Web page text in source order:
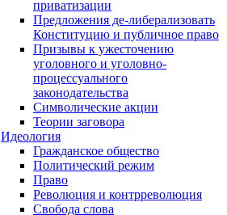
приватизации
Предложения де-либерализовать
Конституцию и публичное право
Призывы к ужесточению
уголовного и уголовно-
процессуального
законодательства
Символические акции
Теории заговора
Идеология
Гражданское общество
Политический режим
Право
Революция и контрреволюция
Свобода слова